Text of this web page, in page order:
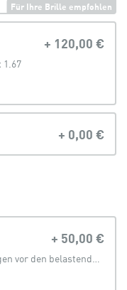
Für Ihre Brille empfohlen
+ 120,00 €
1.67
+ 0,00 €
+ 50,00 €
Schützt die Augen vor den belastenden Anteilen des Lichtes, welches von digitalen Geräten abgegeben wird